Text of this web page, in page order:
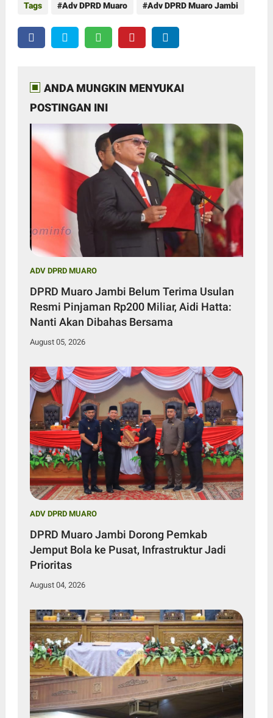
Tags Adv DPRD Muaro Adv DPRD Muaro Jambi
ANDA MUNGKIN MENYUKAI
POSTINGAN INI
ADV DPRD MUARO
DPRD Muaro Jambi Belum Terima Usulan
Resmi Pinjaman Rp200 Miliar, Aidi Hatta:
Nanti Akan Dibahas Bersama
August 05, 2026
ADV DPRD MUARO
DPRD Muaro Jambi Dorong Pemkab
Jemput Bola ke Pusat, Infrastruktur Jadi
Prioritas
August 04, 2026